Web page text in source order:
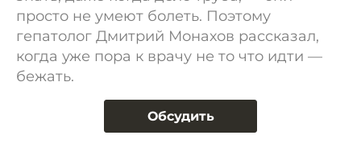
просто не умеют болеть. Поэтому
гепатолог Дмитрий Монахов рассказал,
когда уже пора к врачу не то что идти —
бежать.
Обсудить